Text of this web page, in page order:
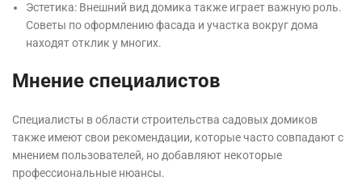
Эстетика: Внешний вид домика также играет важную роль.
Советы по оформлению фасада и участка вокруг дома
находят отклик у многих.
Мнение специалистов
Специалисты в области строительства садовых домиков
также имеют свои рекомендации, которые часто совпадают с
мнением пользователей, но добавляют некоторые
профессиональные нюансы.